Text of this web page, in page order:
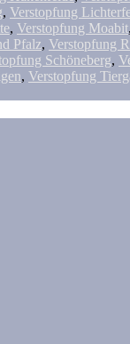
, Verstopfung
, Verstopfung Moabit,
Pfalz, Verstopfung
Schöneberg,
, Verstopfung